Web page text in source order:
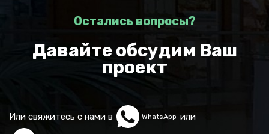
Остались вопросы?
Давайте обсудим Ваш
проект
Или свяжитесь с нами в WhatsApp или